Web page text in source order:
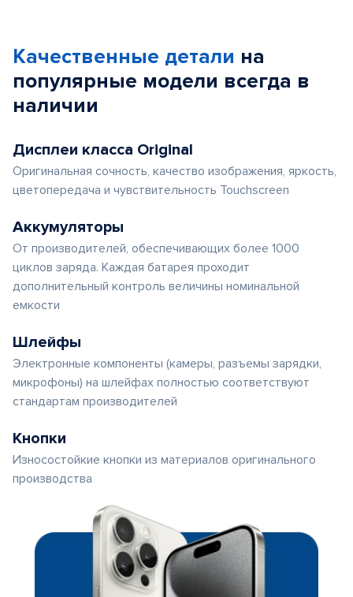
Качественные детали на
популярные модели всегда в
наличии
Дисплеи класса Original
Оригинальная сочность, качество изображения, яркость,
цветопередача и чувствительность Touchscreen
Аккумуляторы
От производителей, обеспечивающих более 1000
циклов заряда. Каждая батарея проходит
дополнительный контроль величины номинальной
емкости
Шлейфы
Электронные компоненты (камеры, разъемы зарядки,
микрофоны) на шлейфах полностью соответствуют
стандартам производителей
Кнопки
Износостойкие кнопки из материалов оригинального
производства